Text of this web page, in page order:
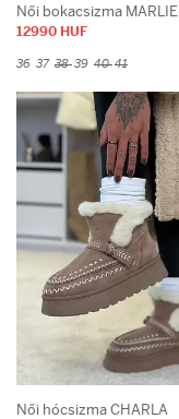
Női bokacsizma MARLIE
12990 HUF
36 37 3839 4041
Női hócsizma CHARLA